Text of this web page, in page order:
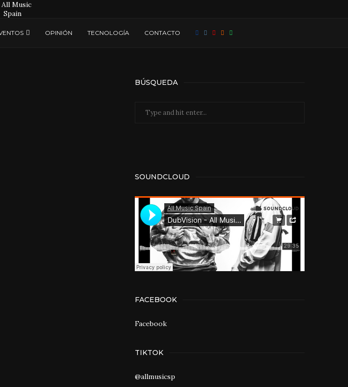
OPINIÓN TECNOLOGÍA CONTACTO
BÚSQUEDA
SOUNDCLOUD
FACEBOOK
Facebook
TIKTOK
@allmusicsp